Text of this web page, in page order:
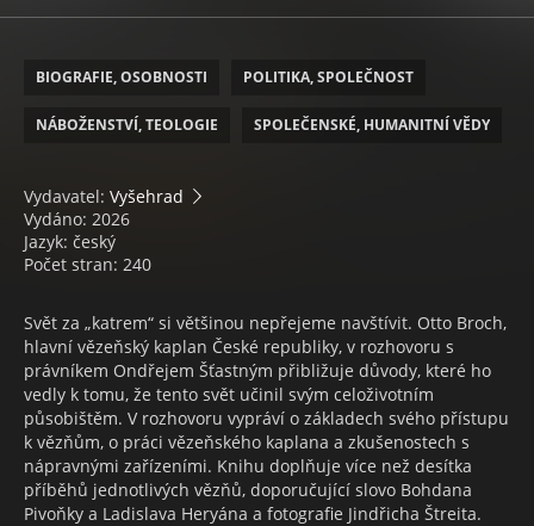
BIOGRAFIE, OSOBNOSTI POLITIKA, SPOLEČNOST
NÁBOŽENSTVÍ, TEOLOGIE SPOLEČENSKÉ, HUMANITNÍ VĚDY
Vydavatel: Vyšehrad
Vydáno: 2026
Jazyk: český
Počet stran: 240
Svět za „katrem“ si většinou nepřejeme navštívit. Otto Broch,
hlavní vězeňský kaplan České republiky, v rozhovoru s
právníkem Ondřejem Šťastným přibližuje důvody, které ho
vedly k tomu, že tento svět učinil svým celoživotním
působištěm. V rozhovoru vypráví o základech svého přístupu
k vězňům, o práci vězeňského kaplana a zkušenostech s
nápravnými zařízeními. Knihu doplňuje více než desítka
příběhů jednotlivých vězňů, doporučující slovo Bohdana
Pivoňky a Ladislava Heryána a fotografie Jindřicha Štreita.